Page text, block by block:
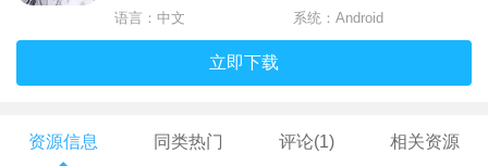
语言：中文
系统：Android
立即下载
资源信息 同类热门 评论(1) 相关资源